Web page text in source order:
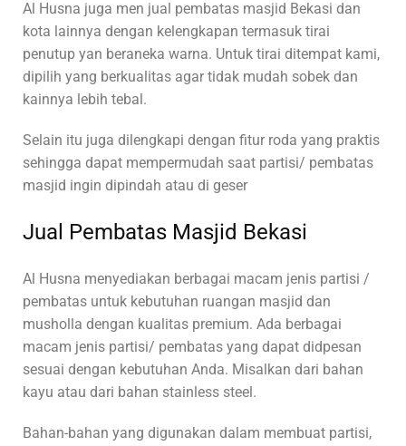
Al Husna juga men jual pembatas masjid Bekasi dan
kota lainnya dengan kelengkapan termasuk tirai
penutup yan beraneka warna. Untuk tirai ditempat kami,
dipilih yang berkualitas agar tidak mudah sobek dan
kainnya lebih tebal.
Selain itu juga dilengkapi dengan fitur roda yang praktis
sehingga dapat mempermudah saat partisi/ pembatas
masjid ingin dipindah atau di geser
Jual Pembatas Masjid Bekasi
Al Husna menyediakan berbagai macam jenis partisi /
pembatas untuk kebutuhan ruangan masjid dan
musholla dengan kualitas premium. Ada berbagai
macam jenis partisi/ pembatas yang dapat didpesan
sesuai dengan kebutuhan Anda. Misalkan dari bahan
kayu atau dari bahan stainless steel.
Bahan-bahan yang digunakan dalam membuat partisi,